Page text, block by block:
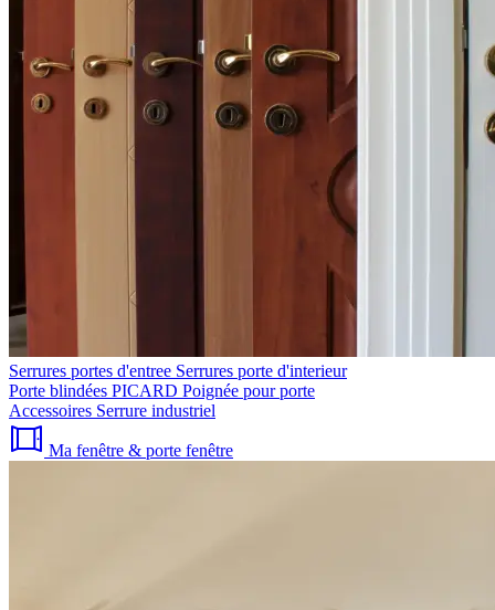
Serrures portes d'entree Serrures porte d'interieur
Porte blindées PICARD Poignée pour porte
Accessoires Serrure industriel
Ma fenêtre & porte fenêtre